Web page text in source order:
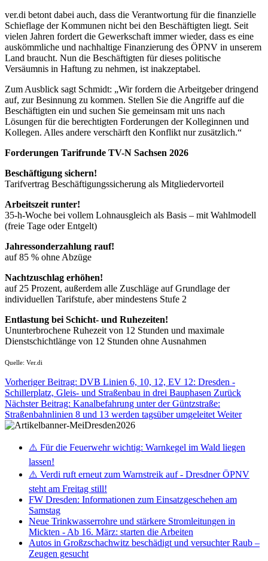
ver.di betont dabei auch, dass die Verantwortung für die finanzielle
Schieflage der Kommunen nicht bei den Beschäftigten liegt. Seit
vielen Jahren fordert die Gewerkschaft immer wieder, dass es eine
auskömmliche und nachhaltige Finanzierung des ÖPNV in unserem
Land braucht. Nun die Beschäftigten für dieses politische
Versäumnis in Haftung zu nehmen, ist inakzeptabel.
Zum Ausblick sagt Schmidt: „Wir fordern die Arbeitgeber dringend
auf, zur Besinnung zu kommen. Stellen Sie die Angriffe auf die
Beschäftigten ein und suchen Sie gemeinsam mit uns nach
Lösungen für die berechtigten Forderungen der Kolleginnen und
Kollegen. Alles andere verschärft den Konflikt nur zusätzlich.“
Forderungen Tarifrunde TV-N Sachsen 2026
Beschäftigung sichern!
Tarifvertrag Beschäftigungssicherung als Mitgliedervorteil
Arbeitszeit runter!
35-h-Woche bei vollem Lohnausgleich als Basis – mit Wahlmodell
(freie Tage oder Entgelt)
Jahressonderzahlung rauf!
auf 85 % ohne Abzüge
Nachtzuschlag erhöhen!
auf 25 Prozent, außerdem alle Zuschläge auf Grundlage der
individuellen Tarifstufe, aber mindestens Stufe 2
Entlastung bei Schicht- und Ruhezeiten!
Ununterbrochene Ruhezeit von 12 Stunden und maximale
Dienstschichtlänge von 12 Stunden ohne Ausnahmen
Quelle: Ver.di
Vorheriger Beitrag: DVB Linien 6, 10, 12, EV 12: Dresden -
Schillerplatz, Gleis- und Straßenbau in drei Bauphasen Zurück
Nächster Beitrag: Kanalbefahrung unter der Güntzstraße:
Straßenbahnlinien 8 und 13 werden tagsüber umgeleitet Weiter
⚠️ Für die Feuerwehr wichtig: Warnkegel im Wald liegen
lassen!
⚠️ Verdi ruft erneut zum Warnstreik auf - Dresdner ÖPNV
steht am Freitag still!
FW Dresden: Informationen zum Einsatzgeschehen am
Samstag
Neue Trinkwasserrohre und stärkere Stromleitungen in
Mickten - Ab 16. März: starten die Arbeiten
Autos in Großzschachwitz beschädigt und versuchter Raub –
Zeugen gesucht